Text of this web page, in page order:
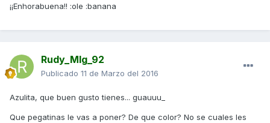
¡¡Enhorabuena!! :ole :banana
Rudy_Mlg_92
Publicado 11 de Marzo del 2016
Azulita, que buen gusto tienes... guauuu_
Que pegatinas le vas a poner? De que color? No se cuales les